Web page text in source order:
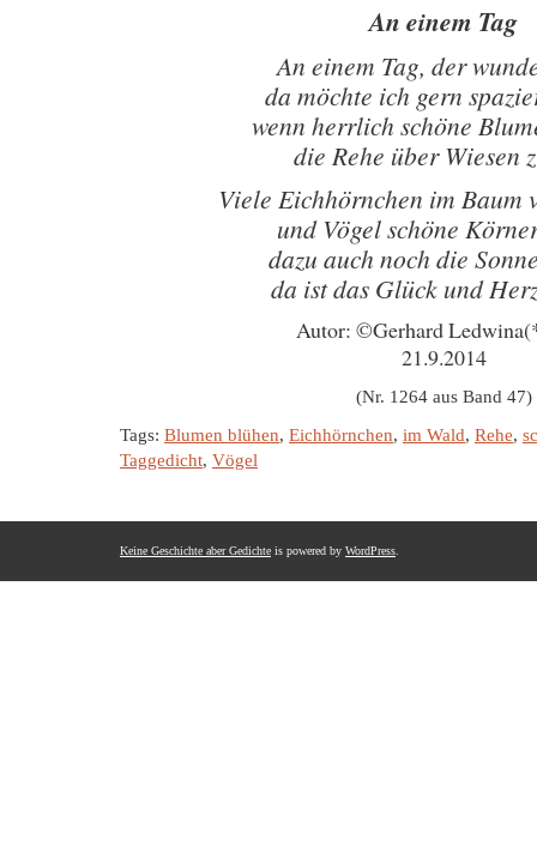
An einem Tag
An einem Tag, der
da möchte ich gern
wenn herrlich schöne
die Rehe über Wiesen
Viele Eichhörnchen im Baum
und Vögel schöne
dazu auch noch die
da ist das Glück und
Autor: ©Gerhard
21.9.2014
(Nr. 1264 aus Band 47)
Tags: Blumen blühen, Eichhörnchen, im Wald, Rehe,
Taggedicht, Vögel
Keine Geschichte aber Gedichte is powered by WordPress